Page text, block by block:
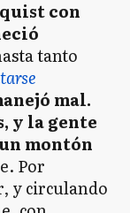
con
tanto
mal.
y la gente
montón
Por
y circulando